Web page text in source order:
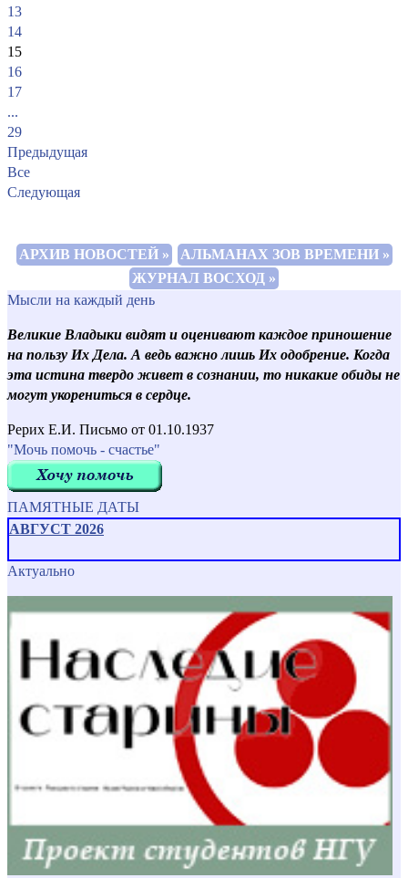
13
14
15
16
17
...
29
Предыдущая
Все
Следующая
АРХИВ НОВОСТЕЙ »
АЛЬМАНАХ ЗОВ ВРЕМЕНИ »
ЖУРНАЛ ВОСХОД »
Мысли на каждый день
Великие Владыки видят и оценивают каждое приношение
на пользу Их Дела. А ведь важно лишь Их одобрение. Когда
эта истина твердо живет в сознании, то никакие обиды не
могут укорениться в сердце.
Рерих Е.И. Письмо от 01.10.1937
"Мочь помочь - счастье"
ПАМЯТНЫЕ ДАТЫ
АВГУСТ 2026
Актуально